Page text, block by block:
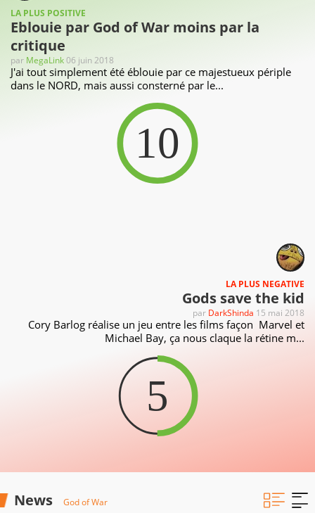
LA PLUS POSITIVE
Eblouie par God of War moins par la
critique
par MegaLink06 juin 2018
J'ai tout simplement été éblouie par ce majestueux périple
dans le NORD, mais aussi consterné par le...
10
LA PLUS NEGATIVE
Gods save the kid
par DarkShinda 15 mai 2018
Cory Barlog réalise un jeu entre les films façon Marvel et
Michael Bay, ça nous claque la rétine m...
5
News God of War